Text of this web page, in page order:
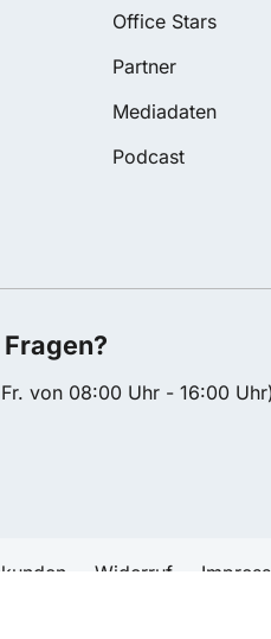
Office Stars
Partner
Mediadaten
Podcast
von 08:00 Uhr - 16:00
Widerruf